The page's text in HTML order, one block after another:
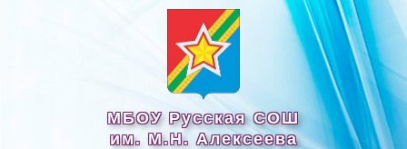
МБОУ Русская СОШ
им. М.Н. Алексеева